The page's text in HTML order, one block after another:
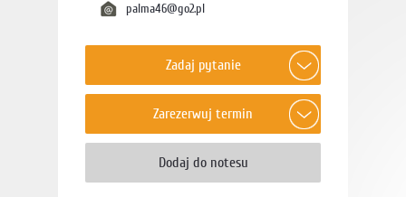
palma46@go2.pl